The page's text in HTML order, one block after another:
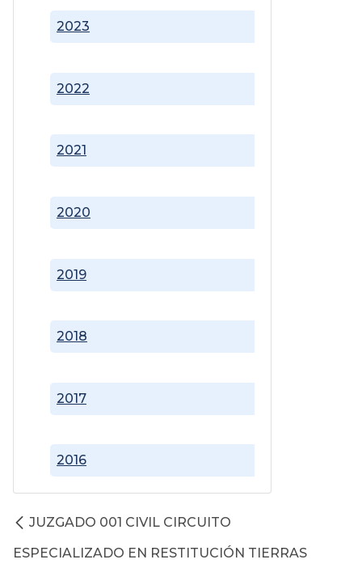
2016
2017
2018
2019
2020
2021
2022
2023
JUZGADO 001 CIVIL CIRCUITO
ESPECIALIZADO EN RESTITUCIÓN TIERRAS